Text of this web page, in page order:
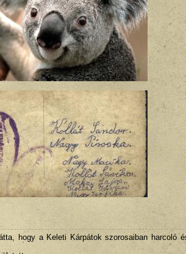
hogy a Keleti Kárpátok szorosaiban harcoló